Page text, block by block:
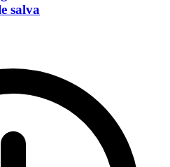
salva